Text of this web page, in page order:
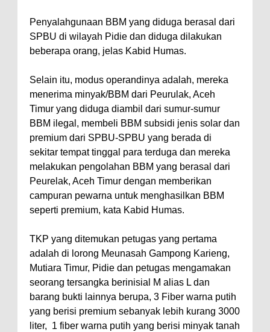
Penyalahgunaan BBM yang diduga berasal dari
SPBU di wilayah Pidie dan diduga dilakukan
beberapa orang, jelas Kabid Humas.
Selain itu, modus operandinya adalah, mereka
menerima minyak/BBM dari Peurulak, Aceh
Timur yang diduga diambil dari sumur-sumur
BBM ilegal, membeli BBM subsidi jenis solar dan
premium dari SPBU-SPBU yang berada di
sekitar tempat tinggal para terduga dan mereka
melakukan pengolahan BBM yang berasal dari
Peurelak, Aceh Timur dengan memberikan
campuran pewarna untuk menghasilkan BBM
seperti premium, kata Kabid Humas.
TKP yang ditemukan petugas yang pertama
adalah di lorong Meunasah Gampong Karieng,
Mutiara Timur, Pidie dan petugas mengamakan
seorang tersangka berinisial M alias L dan
barang bukti lainnya berupa, 3 Fiber warna putih
yang berisi premium sebanyak lebih kurang 3000
liter, 1 fiber warna putih yang berisi minyak tanah